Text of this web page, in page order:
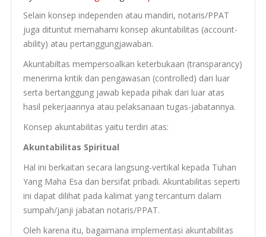
Selain kon­sep inde­pen­den atau mandiri, notaris/PPAT
juga ditun­tut mema­hami kon­sep akunt­abil­i­tas (account­
abil­ity) atau pertanggungjawaban.
Akunt­abil­tas mem­per­soalkan keter­bukaan (transparancy)
mener­ima kri­tik dan pen­gawasan (con­trolled) dari luar
serta bertang­gung jawab kepada pihak dari luar atas
hasil peker­jaan­nya atau pelak­sanaan tugas-jabatannya.
Kon­sep akunt­abil­i­tas yaitu ter­diri atas:
Akunt­abil­i­tas Spiritual
Hal ini berkai­tan secara langsung-vertikal kepada Tuhan
Yang Maha Esa dan bersi­fat prib­adi. Akunt­abil­i­tas seperti
ini dapat dil­i­hat pada kali­mat yang ter­can­tum dalam
sumpah/janji jabatan notaris/PPAT.
Oleh karena itu, bagaimana imple­men­tasi akunt­abil­i­tas